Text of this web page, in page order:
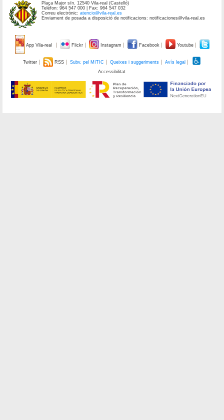
Plaça Major s/n. 12540 Vila-real (Castelló)
Telèfon: 964 547 000 | Fax: 964 547 032
Correu electrònic:atencio@vila-real.es
Enviament de posada a disposició de notificacions: notificaciones@vila-real.es
App Vila-real Flickr Instagram Facebook Youtube
Twitter RSS Subv. pel MITIC Queixes i suggeriments
Avís legal
Accessibilitat